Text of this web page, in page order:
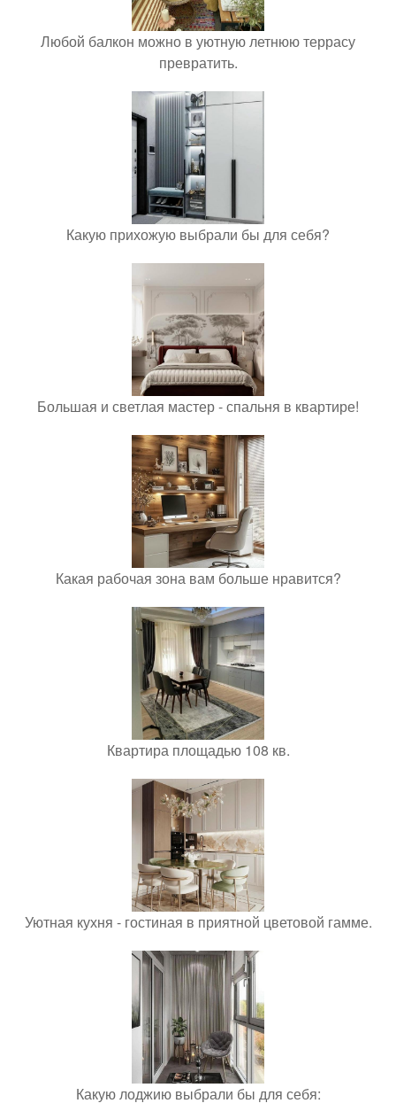
Любой балкон можно в уютную летнюю террасу
превратить.
Какую прихожую выбрали бы для себя?
Большая и светлая мастер - спальня в квартире!
Какая рабочая зона вам больше нравится?
Квартира площадью 108 кв.
Уютная кухня - гостиная в приятной цветовой гамме.
Какую лоджию выбрали бы для себя: